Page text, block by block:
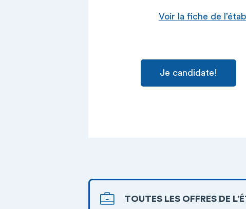
Voir la fiche de
Je candidate!
TOUTES LES OFFRES DE